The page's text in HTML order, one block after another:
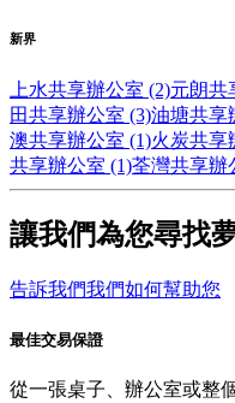
新界
上水共享辦公室 (2)元朗共
田共享辦公室 (3)油塘共享
澳共享辦公室 (1)火炭共享
共享辦公室 (1)荃灣共享辦
讓我們為您尋找
告訴我們我們如何幫助您
最佳交易保證
從一張桌子、辦公室或整